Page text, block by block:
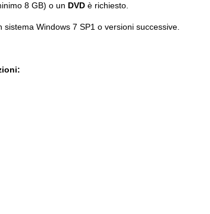
8 GB) o un DVD è richiesto.
Windows 7 SP1 o versioni successive.